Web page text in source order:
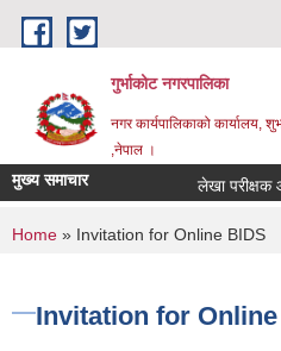
Skip to main content
गुर्भाकोट नगरपालिका
नगर कार्यपालिकाको कार्यालय,
,नेपाल ।
मुख्य समाचार लेखा परीक्षक
You are here
Home » Invitation for Online BIDS
Invitation for